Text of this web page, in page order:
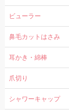
ビューラー
鼻毛カットはさみ
耳かき・綿棒
爪切り
シャワーキャップ